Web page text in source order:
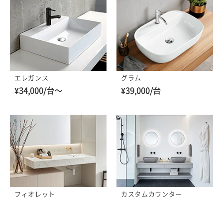
エレガンス
¥34,000/台～
グラム
¥39,000/台
フィオレット カスタムカウンター